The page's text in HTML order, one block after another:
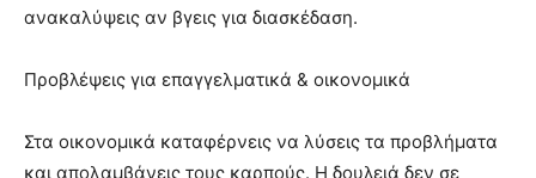
ανακαλύψεις αν βγεις για διασκέδαση.
Προβλέψεις για επαγγελματικά & οικονομικά
Στα οικονομικά καταφέρνεις να λύσεις τα προβλήματα
και απολαμβάνεις τους καρπούς. Η δουλειά δεν σε